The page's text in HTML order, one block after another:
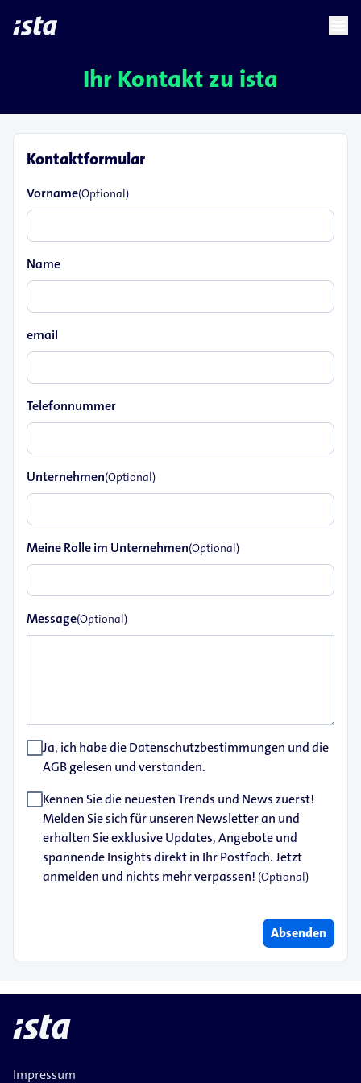
languagechevron_right
Ihr Kontakt zu ista
Kontaktformular
Vorname(Optional)
Name
email
Telefonnummer
Unternehmen(Optional)
Meine Rolle im Unternehmen(Optional)
Message(Optional)
Ja, ich habe die Datenschutzbestimmungen und die
AGB gelesen und verstanden.
Kennen Sie die neuesten Trends und News zuerst!
Melden Sie sich für unseren Newsletter an und
erhalten Sie exklusive Updates, Angebote und
spannende Insights direkt in Ihr Postfach. Jetzt
anmelden und nichts mehr verpassen! (Optional)
Absenden
Impressum